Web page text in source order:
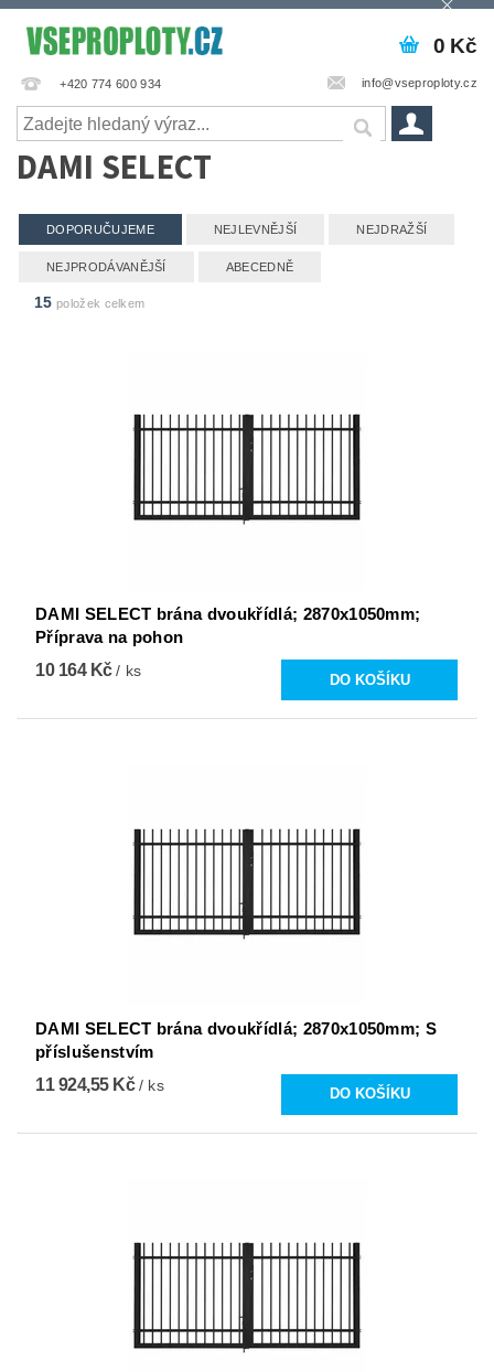
+420 774 600 934 info@vseproploty.cz
0 Kč
DAMI SELECT
DOPORUČUJEME NEJLEVNĚJŠÍ NEJDRAŽŠÍ
NEJPRODÁVANĚJŠÍ ABECEDNĚ
15 položek celkem
DAMI SELECT brána dvoukřídlá; 2870x1050mm;
Příprava na pohon
10 164 Kč/ ks
DAMI SELECT brána dvoukřídlá; 2870x1050mm; S
příslušenstvím
11 924,55 Kč/ ks